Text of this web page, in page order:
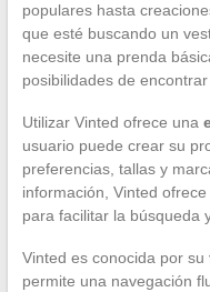
populares hasta
que esté buscando un
necesite una prenda
posibilidades de
Utilizar Vinted ofrece una
usuario puede crear su
preferencias, tallas y
información, Vinted
para facilitar la búsqueda
Vinted es conocida por su
permite una navegación